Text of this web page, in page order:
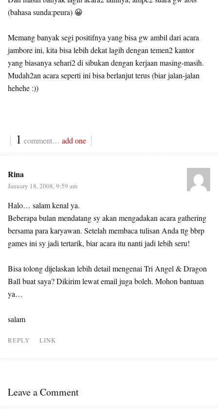
(bahasa sunda:peura) 😀
Memang banyak segi positifnya yang bisa gw ambil dari acara
jambore ini, kita bisa lebih dekat lagih dengan temen2 kantor
yang biasanya sehari2 di sibukan dengan kerjaan masing-masih.
Mudah2an acara seperti ini bisa berlanjut terus (biar jalan-jalan
hehehe :))
{ 1 comment… add one }
Rina
January 18, 2008, 9:59 am
Halo… salam kenal ya.
Beberapa bulan mendatang sy akan mengadakan acara gathering
bersama para karyawan. Setelah membaca tulisan Anda ttg bbrp
games ini sy jadi tertarik, biar acara itu nanti jadi lebih seru!
Bisa tolong dijelaskan lebih detail mengenai Tri Angel & Dragon
Ball buat saya? Dikirim lewat email juga boleh. Mohon bantuan
ya…
salam
REPLY LINK
Leave a Comment